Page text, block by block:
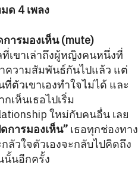
ด 4 เพลง
การมองเห็น (mute)
ที่เขาเล่าถึงผู้หญิงคนหนึ่งที่
ความสัมพันธ์กันไปแล้ว แต่
ที่ตัวเขาเองทำใจไม่ได้ และ
เห็นเธอไปเริ่ม
ใหม่กับคนอื่น เลย
การมองเห็น”เธอทุกช่องทาง
กลัวใจตัวเองจะกลับไปคิดถึง
นั้นอีกครั้ง